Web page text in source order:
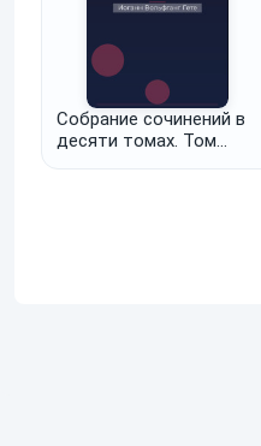
Собрание сочинений в
десяти томах. Том